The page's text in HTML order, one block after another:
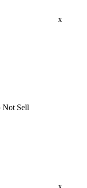
x
Not Sell
x